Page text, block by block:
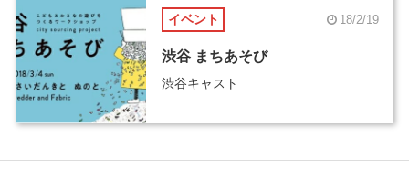
コラム イベント 18/2/19
渋谷 まちあそび
渋谷キャスト